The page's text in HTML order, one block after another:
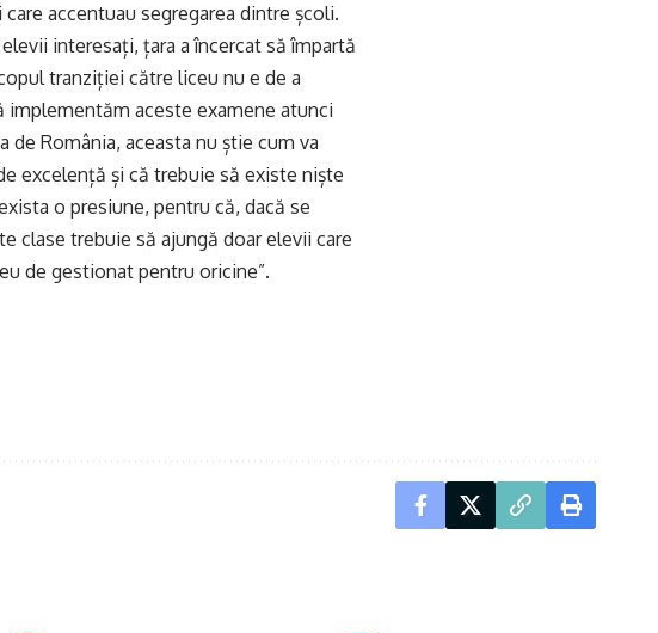
accentuau segregarea dintre școli.
interesați, țara a încercat să împartă
tranziției către liceu nu e de a
aceste examene atunci
de România, aceasta nu știe cum va
excelență și că trebuie să existe niște
o presiune, pentru că, dacă se
clase trebuie să ajungă doar elevii care
de gestionat pentru oricine”.